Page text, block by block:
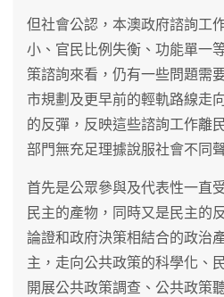
但社會公認，本澳政府諮詢工
小、官民比例失衡、功能單一
策諮詢來看，仍有一些問題需
市規劃及更早前的輕軌路線走
的反彈，反映這些諮詢工作離
部門無充足理據說服社會不同
首先是公眾參與及代表性一直
民主的產物，同時又是民主的
論證和政府決策相結合的政治
主，走向公共政策的科學化、
開展公共政策調查、公共政策